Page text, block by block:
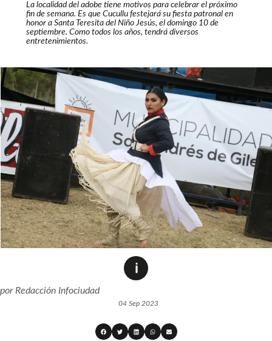
La localidad del adobe tiene motivos para celebrar el próximo
fin de semana. Es que Cucullu festejará su fiesta patronal en
honor a Santa Teresita del Niño Jesús, el domingo 10 de
septiembre. Como todos los años, tendrá diversos
entretenimientos.
porRedacción Infociudad
04 Sep 2023